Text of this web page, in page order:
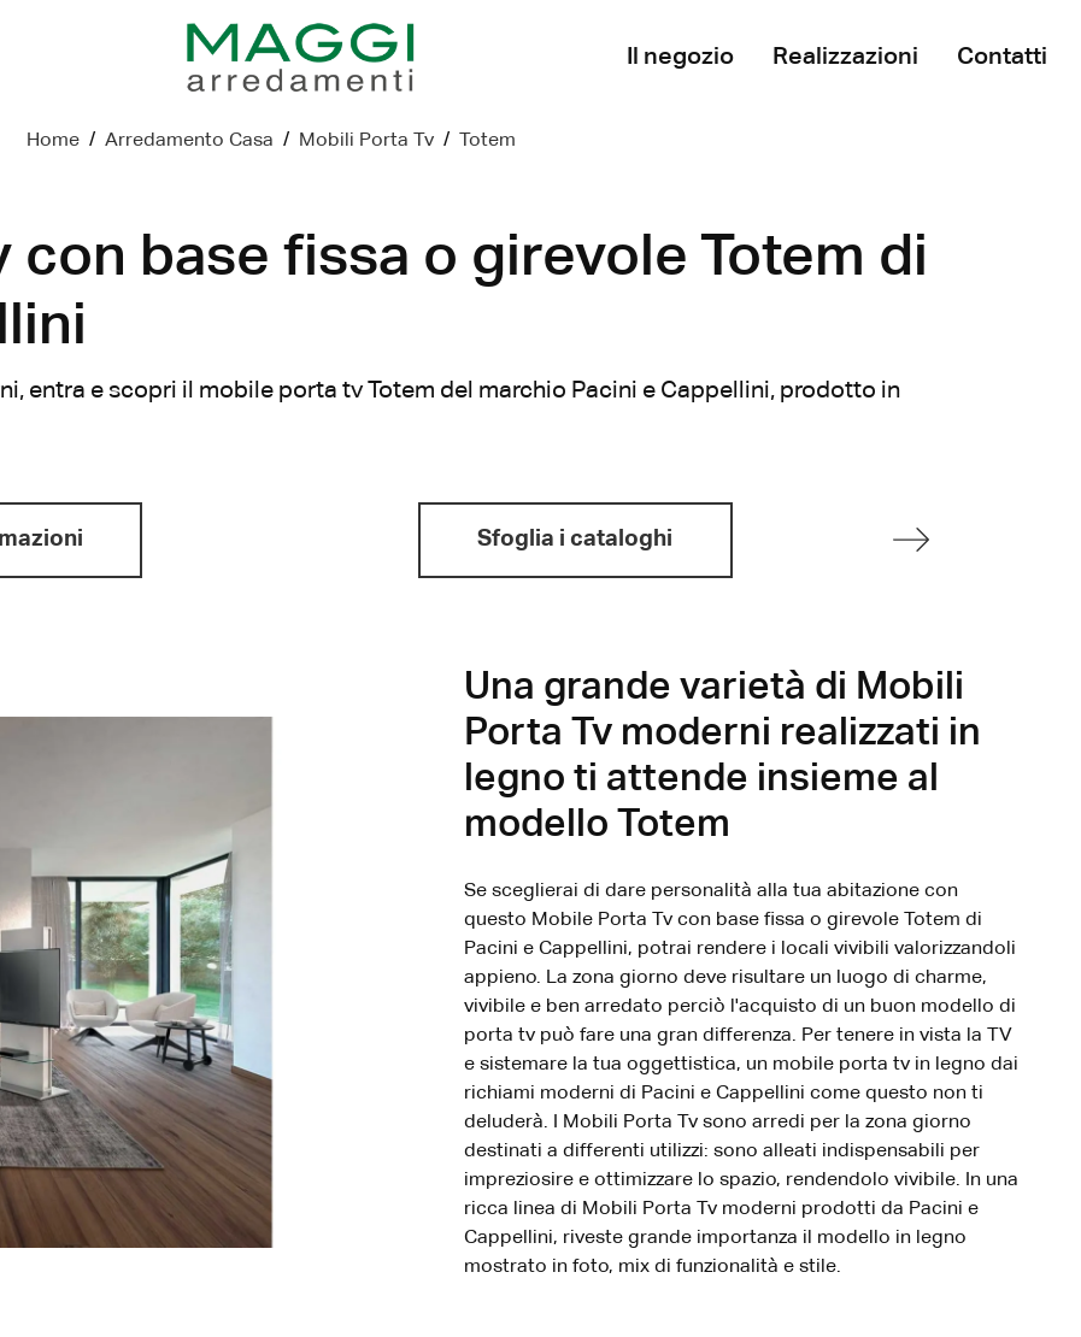
Il negozio Realizzazioni Contatti
Home / Arredamento Casa / Mobili Porta Tv / Totem
con base fissa o girevole Totem di
entra e scopri il mobile porta tv Totem del marchio Pacini e Cappellini, prodotto in
Sfoglia i cataloghi
Una grande varietà di Mobili
Porta Tv moderni realizzati in
legno ti attende insieme al
modello Totem
Se sceglierai di dare personalità alla tua abitazione con
questo Mobile Porta Tv con base fissa o girevole Totem di
Pacini e Cappellini, potrai rendere i locali vivibili valorizzandoli
appieno. La zona giorno deve risultare un luogo di charme,
vivibile e ben arredato perciò l'acquisto di un buon modello di
porta tv può fare una gran differenza. Per tenere in vista la TV
e sistemare la tua oggettistica, un mobile porta tv in legno dai
richiami moderni di Pacini e Cappellini come questo non ti
deluderà. I Mobili Porta Tv sono arredi per la zona giorno
destinati a differenti utilizzi: sono alleati indispensabili per
impreziosire e ottimizzare lo spazio, rendendolo vivibile. In una
ricca linea di Mobili Porta Tv moderni prodotti da Pacini e
Cappellini, riveste grande importanza il modello in legno
mostrato in foto, mix di funzionalità e stile.